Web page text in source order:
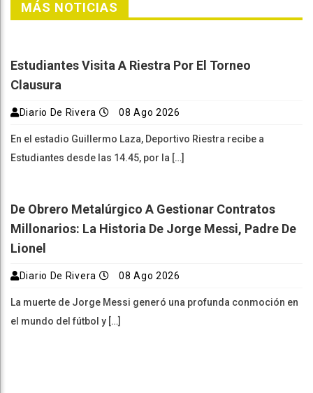
MÁS NOTICIAS
Estudiantes Visita A Riestra Por El Torneo
Clausura
Diario De Rivera 08 Ago 2026
En el estadio Guillermo Laza, Deportivo Riestra recibe a
Estudiantes desde las 14.45, por la […]
De Obrero Metalúrgico A Gestionar Contratos
Millonarios: La Historia De Jorge Messi, Padre De
Lionel
Diario De Rivera 08 Ago 2026
La muerte de Jorge Messi generó una profunda conmoción en
el mundo del fútbol y […]